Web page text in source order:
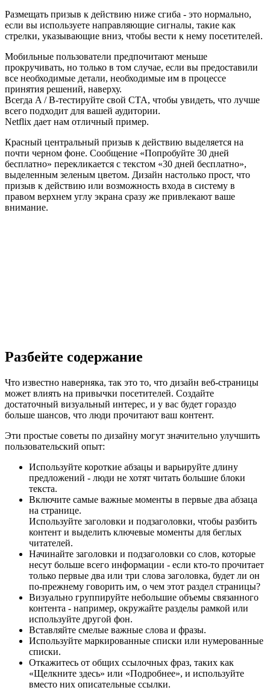
Размещать призыв к действию ниже сгиба - это нормально,
если вы используете направляющие сигналы, такие как
стрелки, указывающие вниз, чтобы вести к нему посетителей.
Мобильные пользователи предпочитают меньше
прокручивать, но только в том случае, если вы предоставили
все необходимые детали, необходимые им в процессе
принятия решений, наверху.
Всегда A / B-тестируйте свой CTA, чтобы увидеть, что лучше
всего подходит для вашей аудитории.
Netflix дает нам отличный пример.
Красный центральный призыв к действию выделяется на
почти черном фоне. Сообщение «Попробуйте 30 дней
бесплатно» перекликается с текстом «30 дней бесплатно»,
выделенным зеленым цветом. Дизайн настолько прост, что
призыв к действию или возможность входа в систему в
правом верхнем углу экрана сразу же привлекают ваше
внимание.
Разбейте содержание
Что известно наверняка, так это то, что дизайн веб-страницы
может влиять на привычки посетителей. Создайте
достаточный визуальный интерес, и у вас будет гораздо
больше шансов, что люди прочитают ваш контент.
Эти простые советы по дизайну могут значительно улучшить
пользовательский опыт:
Используйте короткие абзацы и варьируйте длину
предложений - люди не хотят читать большие блоки
текста.
Включите самые важные моменты в первые два абзаца
на странице.
Используйте заголовки и подзаголовки, чтобы разбить
контент и выделить ключевые моменты для беглых
читателей.
Начинайте заголовки и подзаголовки со слов, которые
несут больше всего информации - если кто-то прочитает
только первые два или три слова заголовка, будет ли он
по-прежнему говорить им, о чем этот раздел страницы?
Визуально группируйте небольшие объемы связанного
контента - например, окружайте разделы рамкой или
используйте другой фон.
Вставляйте смелые важные слова и фразы.
Используйте маркированные списки или нумерованные
списки.
Откажитесь от общих ссылочных фраз, таких как
«Щелкните здесь» или «Подробнее», и используйте
вместо них описательные ссылки.